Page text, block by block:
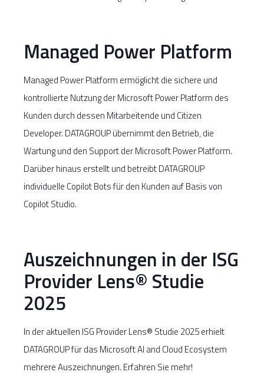
Managed Power Platform
Managed Power Platform ermöglicht die sichere und
kontrollierte Nutzung der Microsoft Power Platform des
Kunden durch dessen Mitarbeitende und Citizen
Developer. DATAGROUP übernimmt den Betrieb, die
Wartung und den Support der Microsoft Power Platform.
Darüber hinaus erstellt und betreibt DATAGROUP
individuelle Copilot Bots für den Kunden auf Basis von
Copilot Studio.
Auszeichnungen in der ISG
Provider Lens® Studie
2025
In der aktuellen ISG Provider Lens® Studie 2025 erhielt
DATAGROUP für das Microsoft AI and Cloud Ecosystem
mehrere Auszeichnungen. Erfahren Sie mehr!